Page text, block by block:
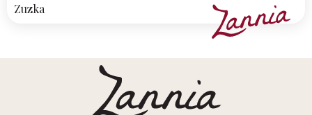
Zuzka
Z